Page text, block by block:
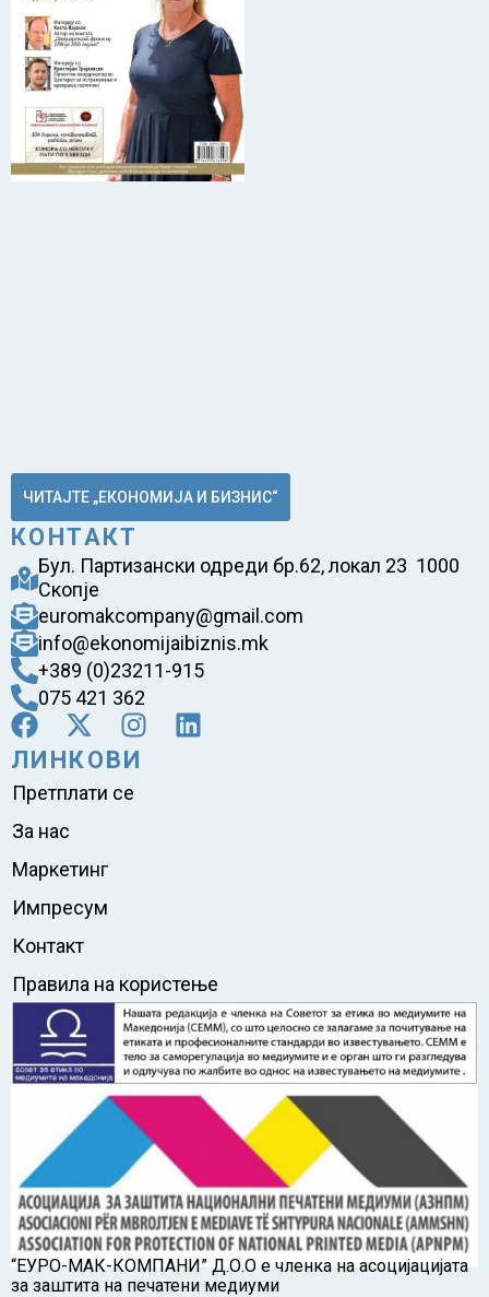
ЧИТАЈТЕ „ЕКОНОМИЈА И БИЗНИС“
КОНТАКТ
Бул. Партизански одреди бр.62, локал 23 1000
Скопје
euromakcompany@gmail.com
info@ekonomijaibiznis.mk
+389 (0)23211-915
075 421 362
ЛИНКОВИ
Претплати се
За нас
Маркетинг
Импресум
Контакт
Правила на користење
“ЕУРО-МАК-КОМПАНИ” Д.О.О е членка на асоцијацијата
за заштита на печатени медиуми